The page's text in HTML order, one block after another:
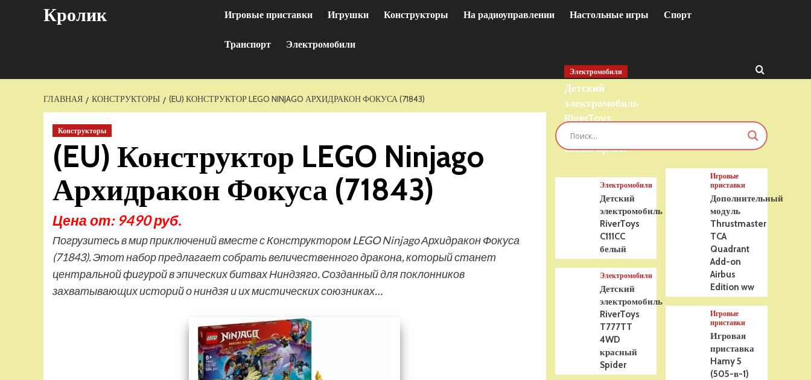
Кролик Игровые приставки Игрушки Конструкторы На радиоуправлении Настольные игры Спорт
Транспорт Электромобили
ГЛАВНАЯ КОНСТРУКТОРЫ (EU) КОНСТРУКТОР LEGO NINJAGO АРХИДРАКОН ФОКУСА (71843)
Конструкторы
(EU) Конструктор LEGO Ninjago
Архидракон Фокуса (71843)
Цена от: 9490 руб.
Погрузитесь в мир приключений вместе с Конструктором LEGO Ninjago Архидракон Фокуса
(71843). Этот набор предлагает собрать величественного дракона, который станет
центральной фигурой в эпических битвах Ниндзяго. Созданный для поклонников
захватывающих историй о ниндзя и их мистических союзниках…
Электромобили
Детский
электромобиль
RiverToys
T777TT 4WD
синий Spider
Электромобили
Детский
электромобиль
RiverToys
C111CC
белый
Электромобили
Детский
электромобиль
RiverToys
T777TT
4WD
красный
Spider
Игровые
приставки
Дополнительный
модуль
Thrustmaster
TCA
Quadrant
Add-on
Airbus
Edition ww
Игровые
приставки
Игровая
приставка
Hamy 5
(505-в-1)